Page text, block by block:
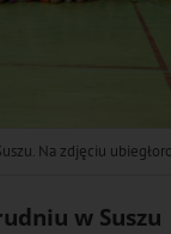
Na zdjęciu
w Suszu